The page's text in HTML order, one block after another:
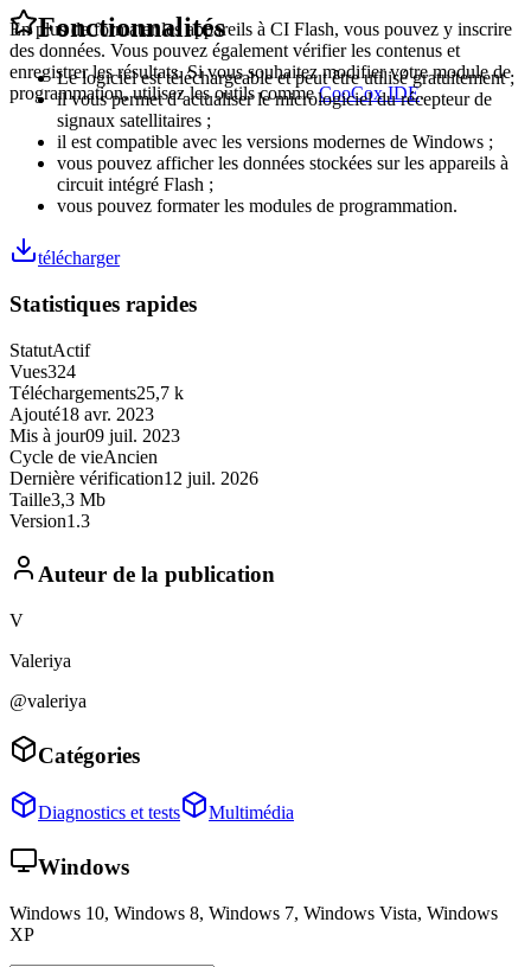
En plus de formater les appareils à CI Flash, vous pouvez y inscrire
des données. Vous pouvez également vérifier les contenus et
enregistrer les résultats. Si vous souhaitez modifier votre module de
programmation, utilisez les outils commeCooCox IDE.
Fonctionnalités
Le logiciel est téléchargeable et peut être utilisé gratuitement ;
il vous permet d’actualiser le micrologiciel du récepteur de
signaux satellitaires ;
il est compatible avec les versions modernes de Windows ;
vous pouvez afficher les données stockées sur les appareils à
circuit intégré Flash ;
vous pouvez formater les modules de programmation.
télécharger
Statistiques rapides
StatutActif
Vues324
Téléchargements25,7 k
Ajouté18 avr. 2023
Mis à jour09 juil. 2023
Cycle de vieAncien
Dernière vérification12 juil. 2026
Taille3,3 Mb
Version1.3
Auteur de la publication
V
Valeriya
@valeriya
Catégories
Diagnostics et tests Multimédia
Windows
Windows 10, Windows 8, Windows 7, Windows Vista, Windows
XP